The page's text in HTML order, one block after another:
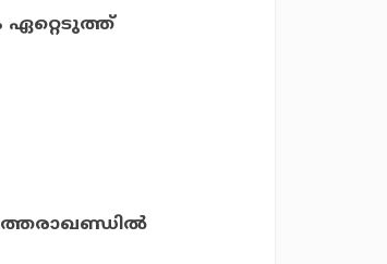
ഏറ്റെടുത്ത്